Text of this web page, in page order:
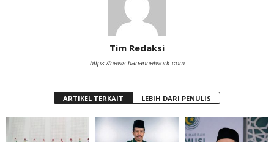
Tim Redaksi
https://news.hariannetwork.com
ARTIKEL TERKAIT LEBIH DARI PENULIS